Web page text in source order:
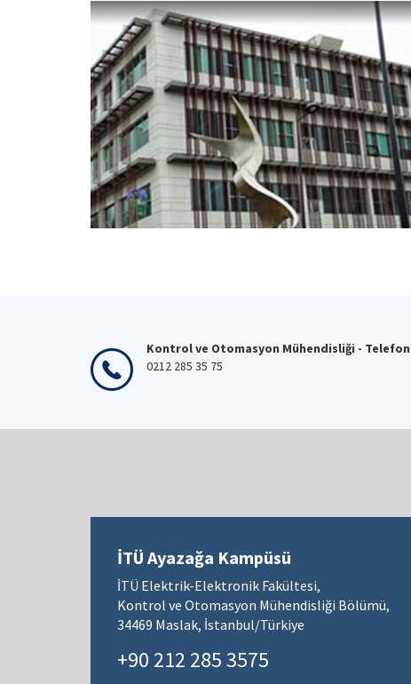
Kontrol ve Otomasyon Mühendisliği - Telefon
0212 285 35 75
İTÜ Ayazağa Kampüsü
İTÜ Elektrik-Elektronik Fakültesi,
Kontrol ve Otomasyon Mühendisliği Bölümü,
34469 Maslak, İstanbul/Türkiye
+90 212 285 3575